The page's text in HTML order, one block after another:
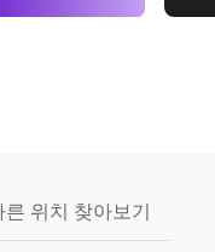
른 위치 찾아보기